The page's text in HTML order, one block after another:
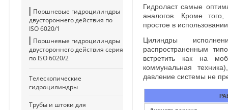
Гидроласт самые
аналогов. Кроме того,
простое в
Цилиндры
распространенным
встретить как на
коммунальная
давление системы не
Поршневые гидроцилиндры
двустороннего действия по
ISO 6020/1
Поршневые гидроцилиндры
двустороннего действия серия
по ISO 6020/2
Телескопические
гидроцилиндры
Трубы и штоки для